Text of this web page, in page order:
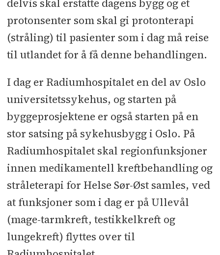
delvis skal erstatte dagens bygg og et
protonsenter som skal gi protonterapi
(stråling) til pasienter som i dag må reise
til utlandet for å få denne behandlingen.
I dag er Radiumhospitalet en del av Oslo
universitetssykehus, og starten på
byggeprosjektene er også starten på en
stor satsing på sykehusbygg i Oslo. På
Radiumhospitalet skal regionfunksjoner
innen medikamentell kreftbehandling og
stråleterapi for Helse Sør-Øst samles, ved
at funksjoner som i dag er på Ullevål
(mage-tarmkreft, testikkelkreft og
lungekreft) flyttes over til